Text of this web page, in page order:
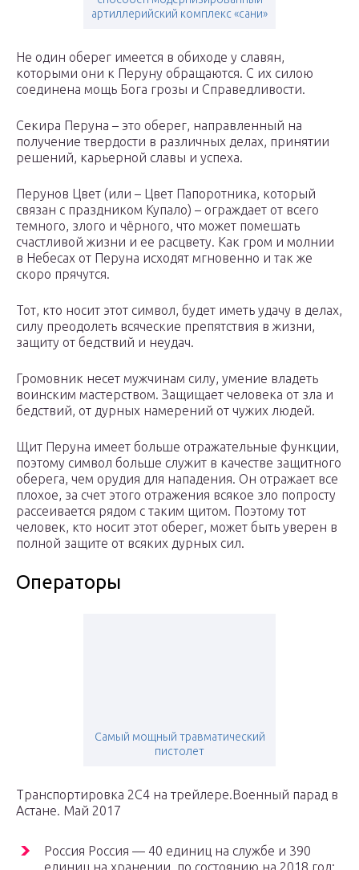
артиллерийский комплекс «сани»
Не один оберег имеется в обиходе у славян,
которыми они к Перуну обращаются. С их силою
соединена мощь Бога грозы и Справедливости.
Секира Перуна – это оберег, направленный на
получение твердости в различных делах, принятии
решений, карьерной славы и успеха.
Перунов Цвет (или – Цвет Папоротника, который
связан с праздником Купало) – ограждает от всего
темного, злого и чёрного, что может помешать
счастливой жизни и ее расцвету. Как гром и молнии
в Небесах от Перуна исходят мгновенно и так же
скоро прячутся.
Тот, кто носит этот символ, будет иметь удачу в делах,
силу преодолеть всяческие препятствия в жизни,
защиту от бедствий и неудач.
Громовник несет мужчинам силу, умение владеть
воинским мастерством. Защищает человека от зла и
бедствий, от дурных намерений от чужих людей.
Щит Перуна имеет больше отражательные функции,
поэтому символ больше служит в качестве защитного
оберега, чем орудия для нападения. Он отражает все
плохое, за счет этого отражения всякое зло попросту
рассеивается рядом с таким щитом. Поэтому тот
человек, кто носит этот оберег, может быть уверен в
полной защите от всяких дурных сил.
Операторы
Самый мощный травматический
пистолет
Транспортировка 2С4 на трейлере.Военный парад в
Астане. Май 2017
Россия Россия — 40 единиц на службе и 390
единиц на хранении, по состоянию на 2018 год;